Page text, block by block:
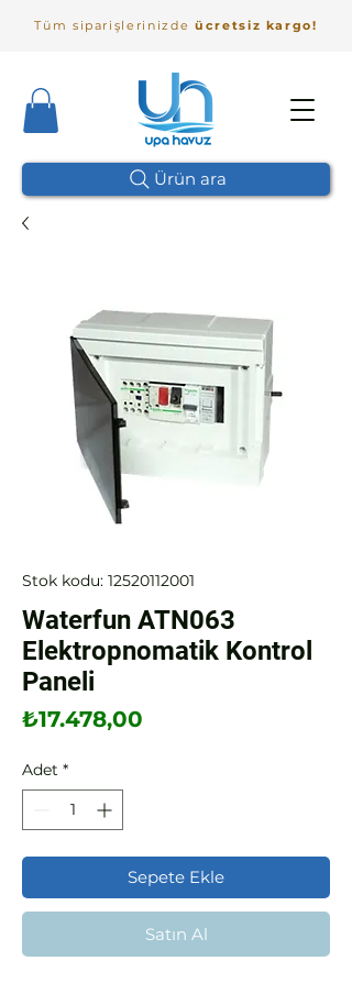
Tüm siparişlerinizde ücretsiz kargo!
Ürün ara
Stok kodu: 12520112001
Waterfun ATN063
Elektropnomatik Kontrol
Paneli
₺17.478,00
Adet *
Sepete Ekle
Satın Al